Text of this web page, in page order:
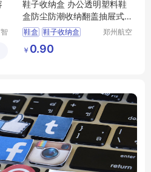
鞋子收纳盒 办公透明塑料鞋
盒防尘防潮收纳翻盖抽屉式
简易鞋盒
鞋盒 鞋子收纳盒
办公透明塑料鞋盒
郑州航空
￥ 0.90